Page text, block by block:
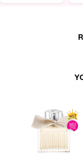
ฉีดน้ำหอมตามบริเวณจุดชีพ